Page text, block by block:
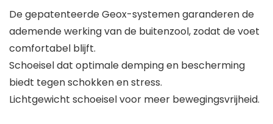
De gepatenteerde Geox-systemen garanderen de
ademende werking van de buitenzool, zodat de voet
comfortabel blijft.
Schoeisel dat optimale demping en bescherming
biedt tegen schokken en stress.
Lichtgewicht schoeisel voor meer bewegingsvrijheid.